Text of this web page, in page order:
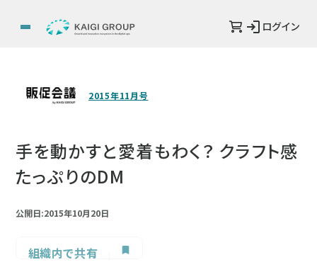
ログイン
2015年11月号
手を動かすと愛着もわく？ クラフト感
たっぷりのDM
公開日:2015年10月20日
組織内で共有